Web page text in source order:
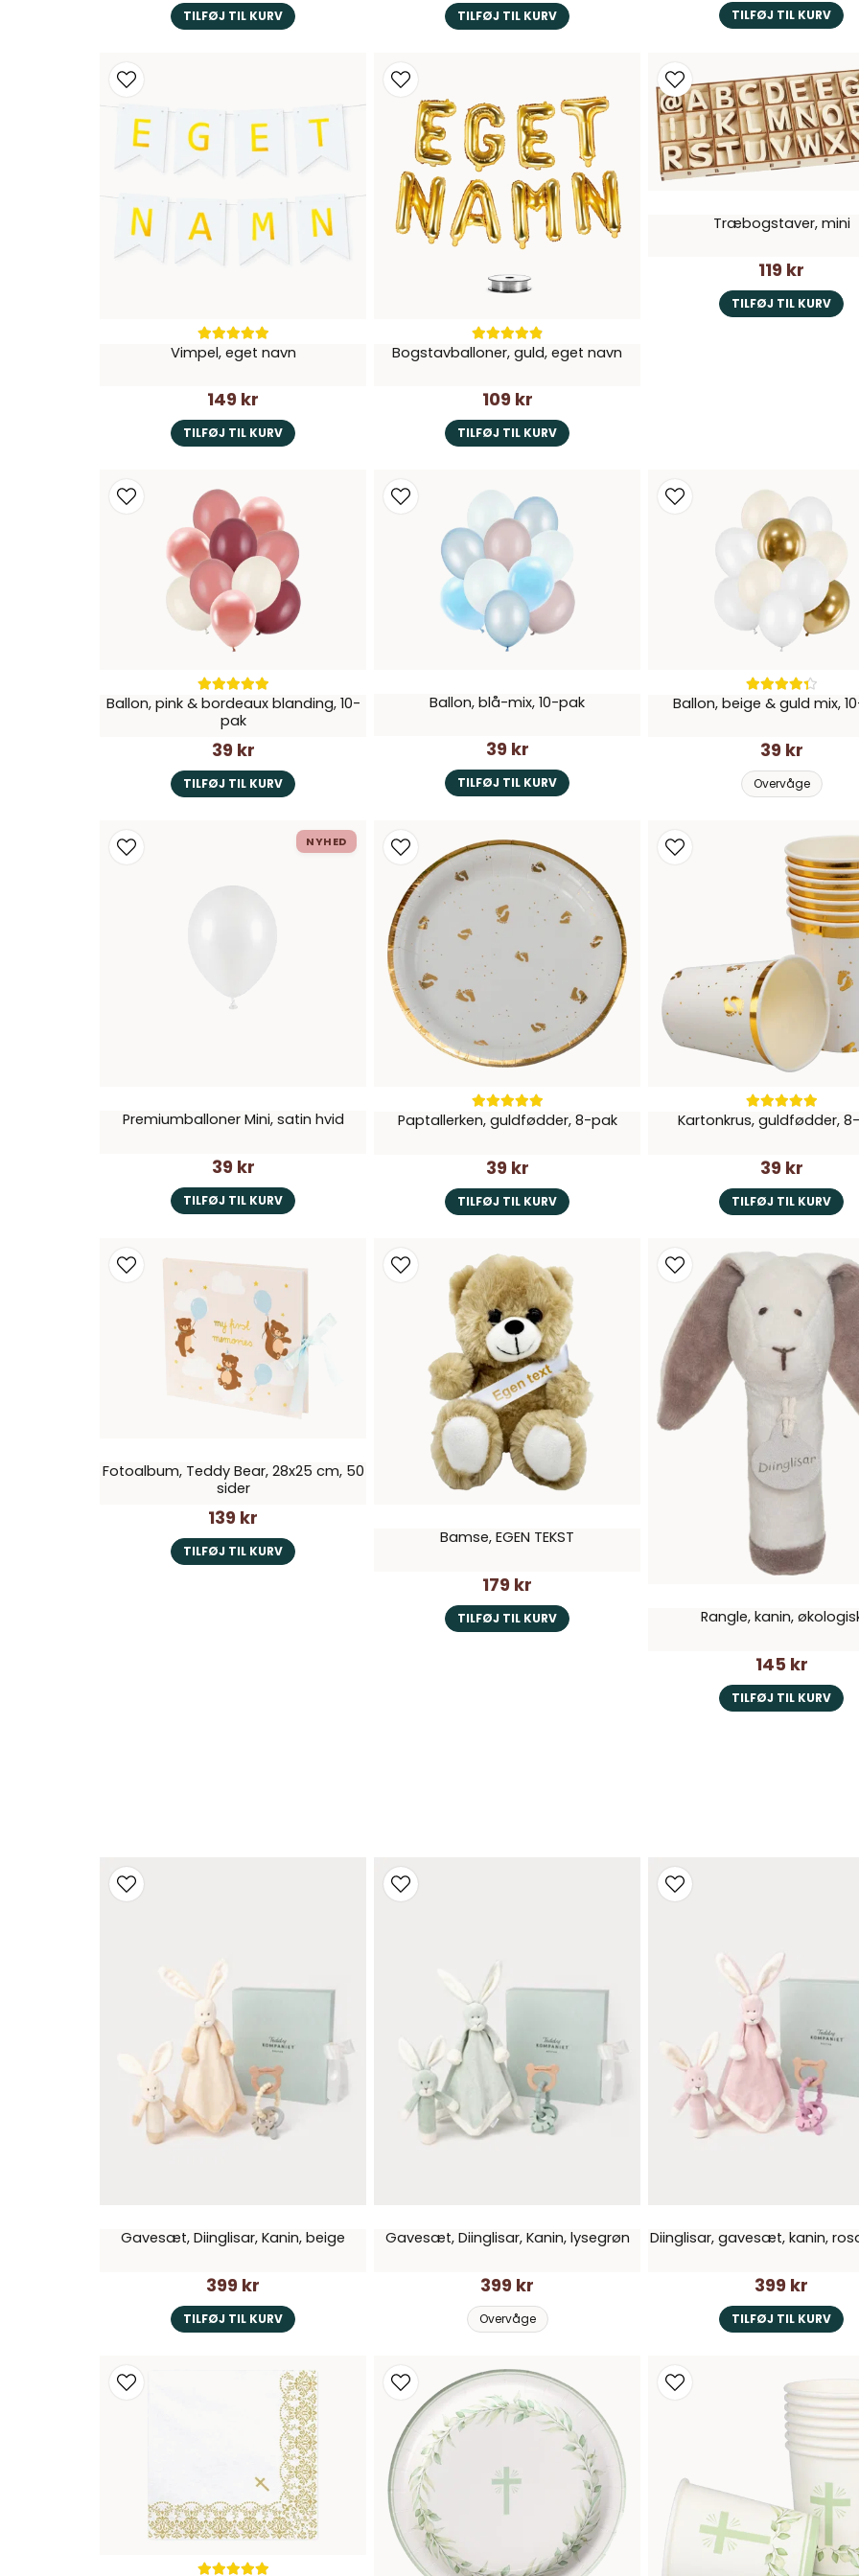
TILFØJ TIL KURV TILFØJ TIL KURV TILFØJ TIL KURV
Vimpel, eget navn
149 kr
TILFØJ TIL KURV
Bogstavballoner, guld, eget navn
109 kr
TILFØJ TIL KURV
Træbogstaver, mini
119 kr
TILFØJ TIL KURV
Ballon, pink & bordeaux blanding, 10-
pak
39 kr
TILFØJ TIL KURV
Ballon, blå-mix, 10-pak
39 kr
TILFØJ TIL KURV
Ballon, beige & guld mix,
39 kr
Overvåge
Premiumballoner Mini, satin hvid
39 kr
TILFØJ TIL KURV
NYHED
Paptallerken, guldfødder, 8-pak
39 kr
TILFØJ TIL KURV
Kartonkrus, guldfødder,
39 kr
TILFØJ TIL KURV
Fotoalbum, Teddy Bear, 28x25 cm, 50
sider
139 kr
TILFØJ TIL KURV
Bamse, EGEN TEKST
179 kr
TILFØJ TIL KURV Rangle, kanin,
145 kr
TILFØJ TIL KURV
Gavesæt, Diinglisar, Kanin, beige
399 kr
TILFØJ TIL KURV
Gavesæt, Diinglisar, Kanin, lysegrøn
399 kr
Overvåge
Diinglisar, gavesæt, kanin,
399 kr
TILFØJ TIL KURV